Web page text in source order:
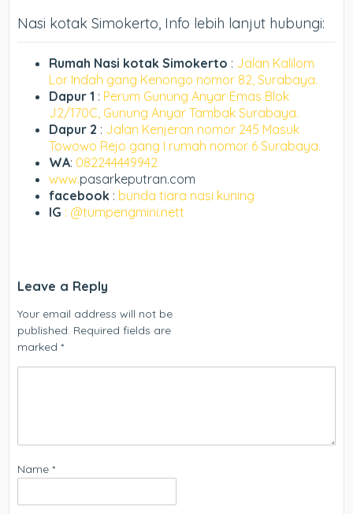
Nasi kotak Simokerto, Info lebih lanjut hubungi:
Rumah Nasi kotak Simokerto : Jalan Kalilom
Lor Indah gang Kenongo nomor 82, Surabaya.
Dapur 1 : Perum Gunung Anyar Emas Blok
J2/170C, Gunung Anyar Tambak Surabaya.
Dapur 2 : Jalan Kenjeran nomor 245 Masuk
Towowo Rejo gang I rumah nomor 6 Surabaya.
WA: 082244449942
www.pasarkeputran.com
facebook : bunda tiara nasi kuning
IG : @tumpengmini.nett
Leave a Reply
Your email address will not be
published. Required fields are
marked*
Name*